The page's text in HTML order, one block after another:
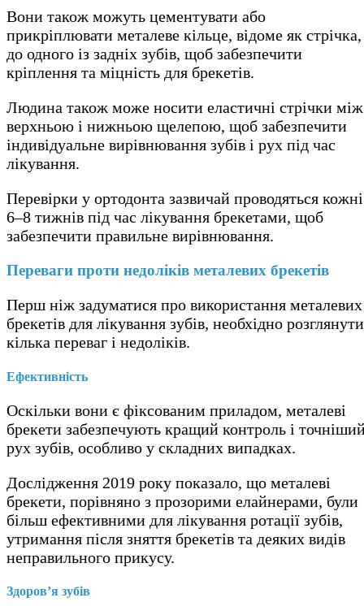
Вони також можуть цементувати або
прикріплювати металеве кільце, відоме як стрічка,
до одного із задніх зубів, щоб забезпечити
кріплення та міцність для брекетів.
Людина також може носити еластичні стрічки між
верхньою і нижньою щелепою, щоб забезпечити
індивідуальне вирівнювання зубів і рух під час
лікування.
Перевірки у ортодонта зазвичай проводяться кожні
6–8 тижнів під час лікування брекетами, щоб
забезпечити правильне вирівнювання.
Переваги проти недоліків металевих брекетів
Перш ніж задуматися про використання металевих
брекетів для лікування зубів, необхідно розглянути
кілька переваг і недоліків.
Ефективність
Оскільки вони є фіксованим приладом, металеві
брекети забезпечують кращий контроль і
рух зубів, особливо у складних випадках.
Дослідження 2019 року показало, що металеві
брекети, порівняно з прозорими елайнерами, були
більш ефективними для лікування ротації зубів,
утримання після зняття брекетів та деяких видів
неправильного прикусу.
Здоров’я зубів